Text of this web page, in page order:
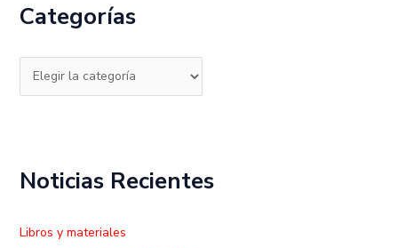
a
p
Categorías
Noticias Recientes
Libros y materiales